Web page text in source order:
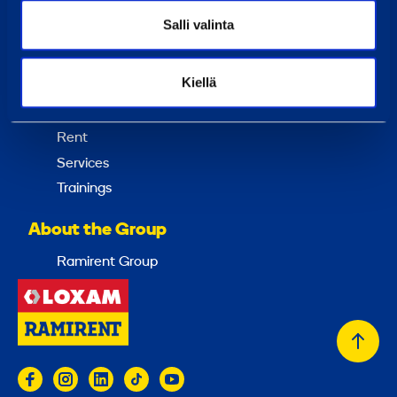
Salli valinta
Kiellä
Services
Rent
Services
Trainings
About the Group
Ramirent Group
Back